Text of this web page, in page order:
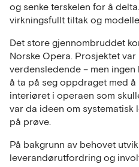
og senke terskelen for å
virkningsfullt tiltak og
Det store gjennombruddet
Norske Opera. Prosjektet
verdensledende – men
å ta på seg oppdraget med
interiøret i operaen som
var da ideen om
på prøve.
På bakgrunn av behovet
leverandørutfordring og